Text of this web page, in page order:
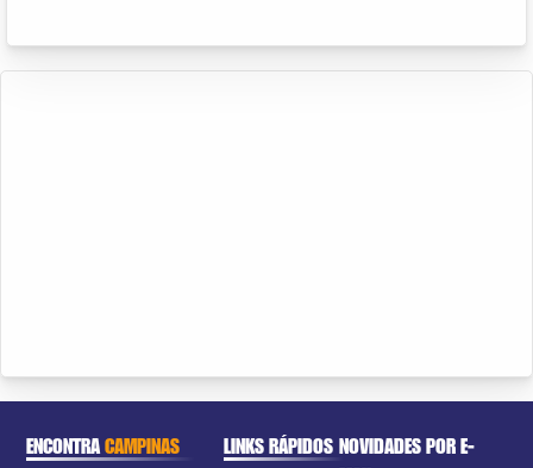
ENCONTRACAMPINAS LINKS RÁPIDOS NOVIDADES POR E-